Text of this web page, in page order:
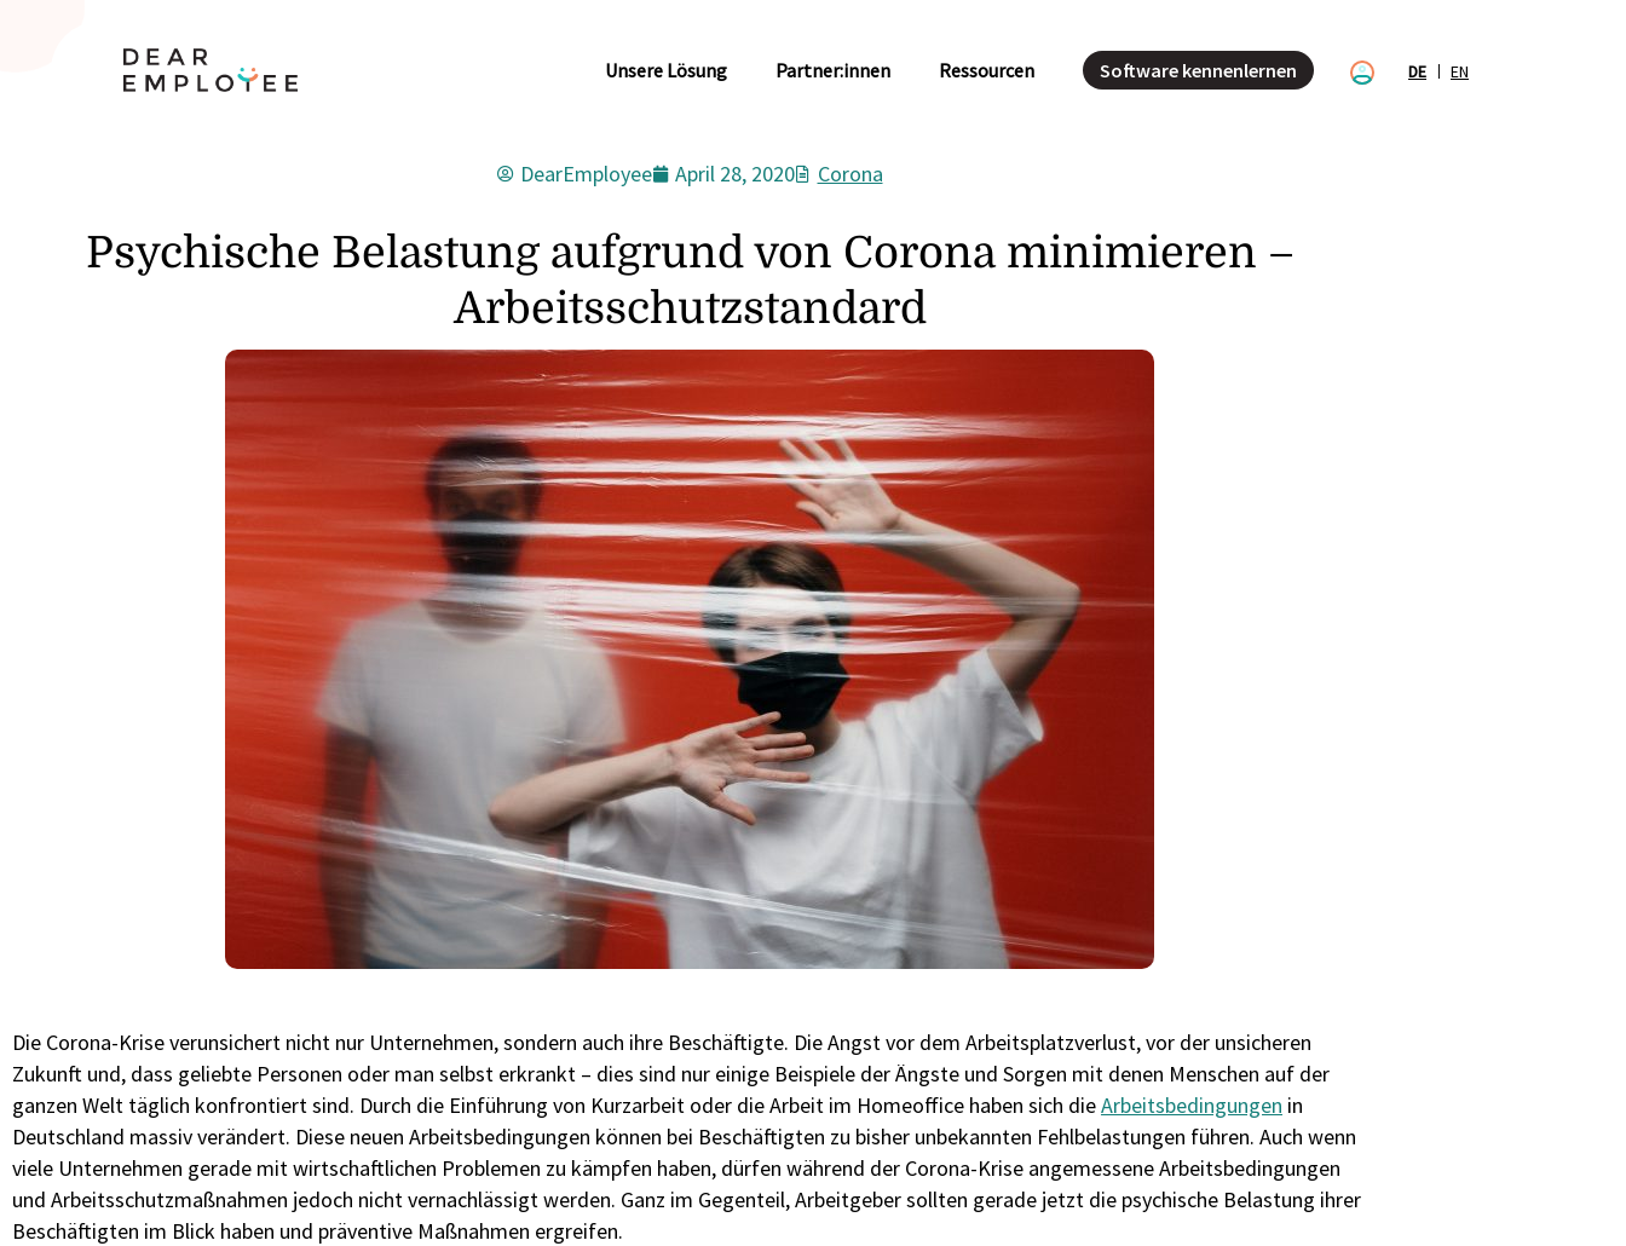
Unsere Lösung Partner:innen Ressourcen Software kennenlernen DE EN
DearEmployee April 28, 2020 Corona
Psychische Belastung aufgrund von Corona minimieren –
Arbeitsschutzstandard
Die Corona-Krise verunsichert nicht nur Unternehmen, sondern auch ihre Beschäftigte. Die Angst vor dem Arbeitsplatzverlust, vor der unsicheren
Zukunft und, dass geliebte Personen oder man selbst erkrankt – dies sind nur einige Beispiele der Ängste und Sorgen mit denen Menschen auf der
ganzen Welt täglich konfrontiert sind. Durch die Einführung von Kurzarbeit oder die Arbeit im Homeoffice haben sich dieArbeitsbedingungen in
Deutschland massiv verändert. Diese neuen Arbeitsbedingungen können bei Beschäftigten zu bisher unbekannten Fehlbelastungen führen. Auch wenn
viele Unternehmen gerade mit wirtschaftlichen Problemen zu kämpfen haben, dürfen während der Corona-Krise angemessene Arbeitsbedingungen
und Arbeitsschutzmaßnahmen jedoch nicht vernachlässigt werden. Ganz im Gegenteil, Arbeitgeber sollten gerade jetzt die psychische Belastung ihrer
Beschäftigten im Blick haben und präventive Maßnahmen ergreifen.